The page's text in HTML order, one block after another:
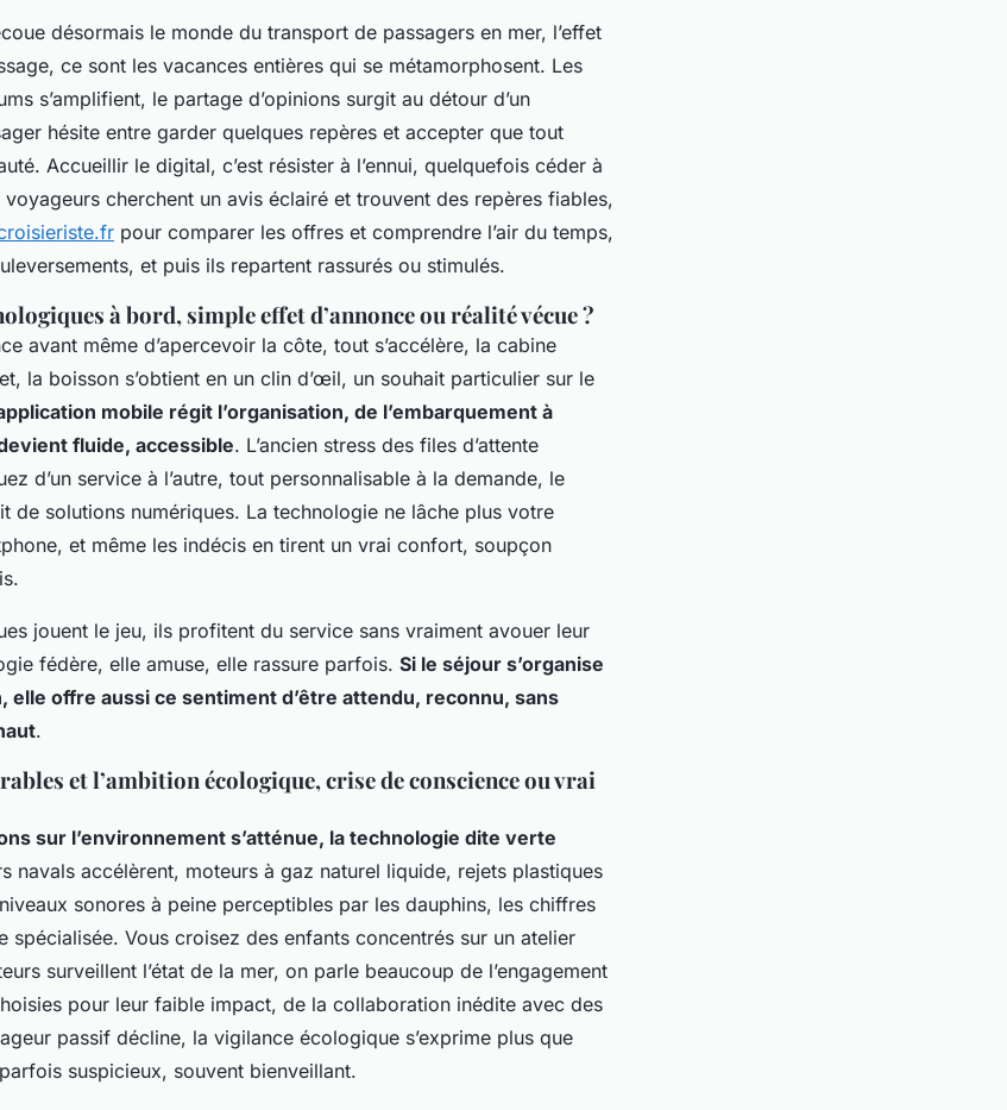
désormais le monde du transport de passagers en mer, l’effet
ce sont les vacances entières qui se métamorphosent. Les
s’amplifient, le partage d’opinions surgit au détour d’un
hésite entre garder quelques repères et accepter que tout
Accueillir le digital, c’est résister à l’ennui, quelquefois céder à
cherchent un avis éclairé et trouvent des repères fiables,
pour comparer les offres et comprendre l’air du temps,
et puis ils repartent rassurés ou stimulés.
à bord, simple effet d’annonce ou réalité vécue ?
avant même d’apercevoir la côte, tout s’accélère, la cabine
la boisson s’obtient en un clin d’œil, un souhait particulier sur le
mobile régit l’organisation, de l’embarquement à
fluide, accessible. L’ancien stress des files d’attente
d’un service à l’autre, tout personnalisable à la demande, le
de solutions numériques. La technologie ne lâche plus votre
et même les indécis en tirent un vrai confort, soupçon
jouent le jeu, ils profitent du service sans vraiment avouer leur
fédère, elle amuse, elle rassure parfois. Si le séjour s’organise
elle offre aussi ce sentiment d’être attendu, reconnu, sans
.
et l’ambition écologique, crise de conscience ou vrai
sur l’environnement s’atténue, la technologie dite verte
navals accélèrent, moteurs à gaz naturel liquide, rejets plastiques
sonores à peine perceptibles par les dauphins, les chiffres
spécialisée. Vous croisez des enfants concentrés sur un atelier
surveillent l’état de la mer, on parle beaucoup de l’engagement
pour leur faible impact, de la collaboration inédite avec des
passif décline, la vigilance écologique s’exprime plus que
suspicieux, souvent bienveillant.